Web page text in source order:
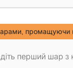
промащуючи
перший шар з